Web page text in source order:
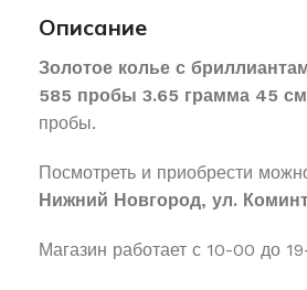
Описание
Золотое колье с
585 пробы 3.65 грамма 45 см
пробы.
Посмотреть и приобрести
Нижний Новгород, ул.
Магазин работает с 10-00 до